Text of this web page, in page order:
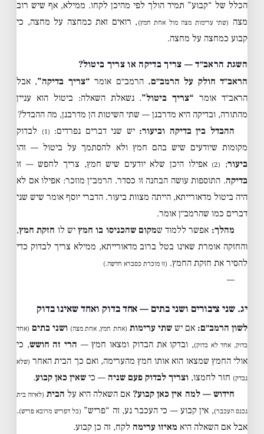
הכלל של “קבוע” תמיד הולך לפי מהיכן לקחו. ממילא, אף שיש רוב
מצה (שתי ערימות מצה מול אחת חמץ) , רואים זאת כמחצה על מחצה, כי
קבוע כמחצה על מחצה.
השגת הראב״ד — צריך בדיקה או צריך ביטול?
הראב״ד חולק על הרמב״ם. הרמב״ם אומר “צריך בדיקה”, אבל
הראב״ד אומר “צריך ביטול”. נשאלת השאלה: ביטול הוא עניין
מהתורה, ובדיקה היא מדרבנן — שתי השיטות הן מדרבנן, מה ההבדל?
ההבדל בין בדיקה וביעור: יש שני דברים נפרדים: (1)
לבדוק
מקומות שיודעים שיש בהם חמץ ולא להסתמך על ביטול — זהו
ביעור;
(2)
אפילו היכן שלא יודעים שיש חמץ, צריך לחפש — זו
בדיקה. התוספות עושה הבחנה זו כסדר. הרמב״ן מוזכר: אפילו אם לא
היה ביטול מדאורייתא, הייתה מצוות ביעור. הדברי יוסף אומר שיש שני
דברים כמו שהרמב״ן אומר.
מהלך: אפשר ללמוד שמקום שהכניסו בו חמץיש לו חזקת חמץ,
והחזקה אומרת שאינו בטל ברוב מדאורייתא, ממילא צריך לבדוק כדי
להסיר את חזקת החמץ. (זו מוכרת כסברא חדשה.)
—
יג. שני ציבורים ושני בתים — אחד בדוק ואחד שאינו בדוק
לשון הרמב״ם: אם יששתי ערימות (אחת חמץ, אחת מצה) ושני בתים (אחד
בדוק, אחד לא בדוק), ובדקו את הבדוק ומצאו חמץ — הרי זה חושש, כי
אולי החמץ שמצאו הוא אותו חמץ מהערימה, ואם כך הבית האחר (שלא
נבדק) חזר לחמצו, וצריך לבדוק פעם שניה — כי שאין כאן קבוע.
חידוש — למה אין כאן קבוע? אם השאלה היא על הבית (לאיזה בית
נכנס העכבר), אין קבוע — כי העכבר נע, זה “פריש” (כל דפריש מרובא פריש).
אבל אם השאלה היא מאיזו ערימה לקח, זה כן קבוע.